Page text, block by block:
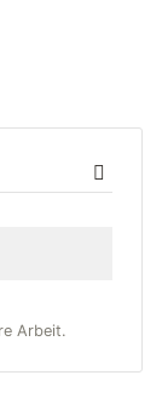
Arbeit.